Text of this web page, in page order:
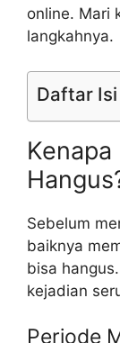
online. Mari
langkahnya.
Daftar Isi
Sebelum
baiknya
bisa
kejadian
Periode